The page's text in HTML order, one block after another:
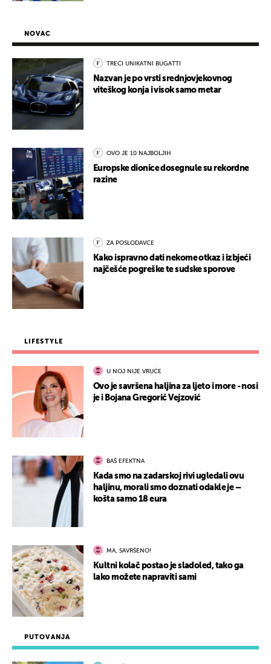
PUTOVANJA
NOVAC
TREĆI UNIKATNI BUGATTI
Nazvan je po vrsti srednjovjekovnog
viteškog konja i visok samo metar
OVO JE 10 NAJBOLJIH
Europske dionice dosegnule su rekordne
razine
ZA POSLODAVCE
Kako ispravno dati nekome otkaz i izbjeći
najčešće pogreške te sudske sporove
LIFESTYLE
U NOJ NIJE VRUĆE
Ovo je savršena haljina za ljeto i more - nosi
je i Bojana Gregorić Vejzović
BAŠ EFEKTNA
Kada smo na zadarskoj rivi ugledali ovu
haljinu, morali smo doznati odakle je –
košta samo 18 eura
MA, SAVRŠENO!
Kultni kolač postao je sladoled, tako ga
lako možete napraviti sami